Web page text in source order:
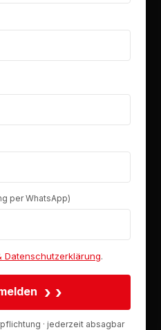
per WhatsApp)
Datenschutzerklärung.
›
· jederzeit absagbar